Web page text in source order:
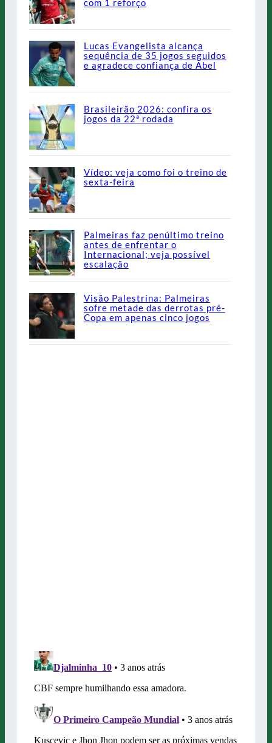
com 1 reforço
Lucas Evangelista alcança
sequência de 35 jogos seguidos
e agradece confiança de Abel
Brasileirão 2026: confira os
jogos da 22ª rodada
Vídeo: veja como foi o treino de
sexta-feira
Palmeiras faz penúltimo treino
antes de enfrentar o
Internacional; veja possível
escalação
Visão Palestrina: Palmeiras
sofre metade das derrotas pré-
Copa em apenas cinco jogos